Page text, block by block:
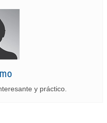
y práctico.